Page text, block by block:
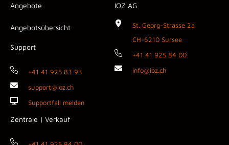
Angebote
Angebotsübersicht
Support
+41 41 925 83 93
support@ioz.ch
Supportfall melden
Zentrale | Verkauf
IOZ AG
St. Georg-Strasse 2a
CH-6210 Sursee
+41 41 925 84 00
info@ioz.ch